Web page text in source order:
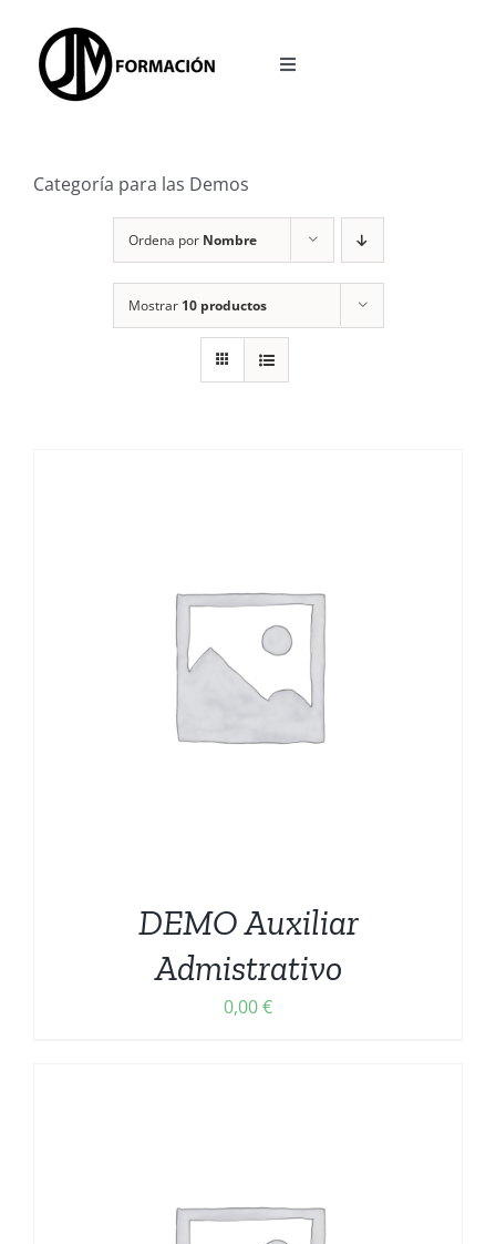
contenido
Toggle
OPOSICIONES
ACCESO A LA PLATAFORMA
Categoría para las Demos
Ordena por Nombre
Mostrar 10 productos
DEMO Auxiliar
Admistrativo
0,00€